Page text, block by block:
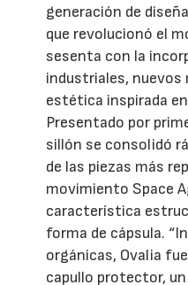
generación de
que revolucionó el
sesenta con la
industriales, nuevos
estética inspirada
Presentado por
sillón se consolidó
de las piezas más
movimiento Space
característica
forma de cápsula.
orgánicas, Ovalia
capullo protector,